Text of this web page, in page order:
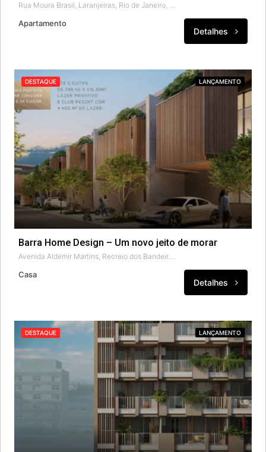
Rua Moura Brasil, Laranjeiras, Rio de Janeiro, Região Geográfica Imediata do Rio de Janeiro, Região Metropolitana do Rio de Janeiro, Região Geográfica Intermediária do Rio de Janeiro, Rio de Janeiro, Região Sudeste, 22231-220, Brasil
Apartamento
Detalhes
DESTAQUE LANÇAMENTO
Barra Home Design – Um novo jeito de morar
Avenida Aldemir Martins, Recreio dos Bandeirantes, Rio de Janeiro, Região Geográfica Imediata do Rio de Janeiro, Região Metropolitana do Rio de Janeiro, Região Geográfica Intermediária do Rio de Janeiro, Rio de Janeiro, Região Sudeste, 22790-664, Brasil
Casa
Detalhes
DESTAQUE LANÇAMENTO